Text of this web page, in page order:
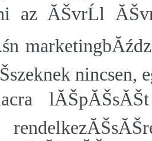
az ĂŠvrĹl
lĂŠpĂŠsĂŠt